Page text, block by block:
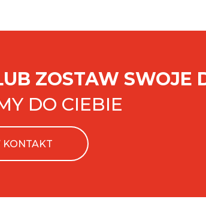
ZOSTAW SWOJE
DO CIEBIE
KONTAKT